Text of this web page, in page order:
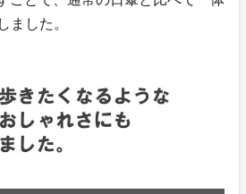
ました。